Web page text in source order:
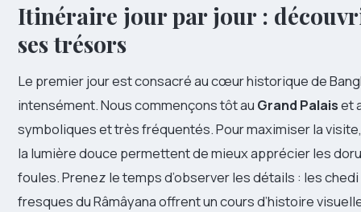
Itinéraire jour par jour :
ses trésors
Le premier jour est consacré au cœur historique de
intensément. Nous commençons tôt au Grand Palaiset
symboliques et très fréquentés. Pour maximiser la
la lumière douce permettent de mieux apprécier les
foules. Prenez le temps d’observer les détails : les
fresques du Râmâyana offrent un cours d’histoire